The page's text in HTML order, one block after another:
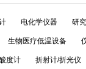
电化学仪器 研
生物医疗低温设备
度计 折射计/折光仪